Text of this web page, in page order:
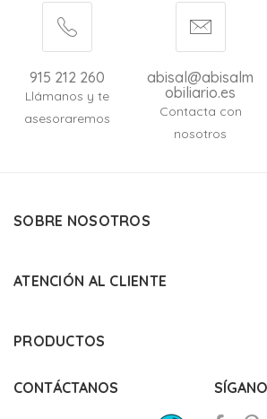
915 212 260
Llámanos y te
asesoraremos
abisal@abisalm
obiliario.es
Contacta con
nosotros
SOBRE NOSOTROS
ATENCIÓN AL CLIENTE
PRODUCTOS
CONTÁCTANOS